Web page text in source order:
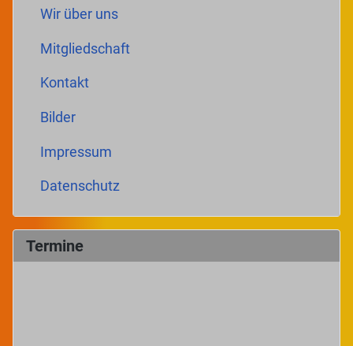
Wir über uns
Mitgliedschaft
Kontakt
Bilder
Impressum
Datenschutz
Termine